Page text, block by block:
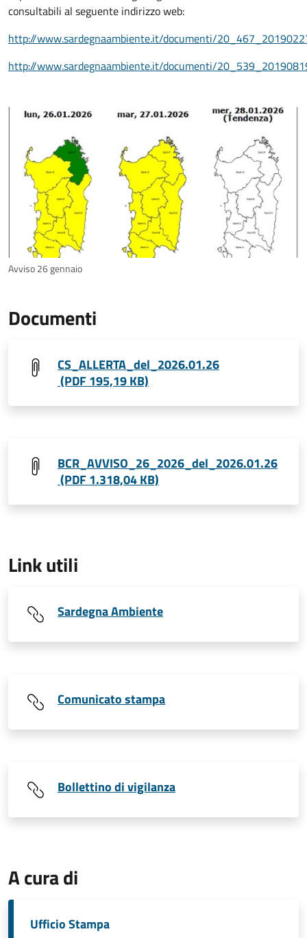
consultabili al seguente indirizzo web:
http://www.sardegnaambiente.it/documenti/
http://www.sardegnaambiente.it/documenti/
Avviso 26 gennaio
Documenti
CS_ALLERTA_del_2026.01.26
(PDF 195,19 KB)
BCR_AVVISO_26_2026_del_2026.01.26
(PDF 1.318,04 KB)
Link utili
Sardegna Ambiente
Comunicato stampa
Bollettino di vigilanza
A cura di
Ufficio Stampa